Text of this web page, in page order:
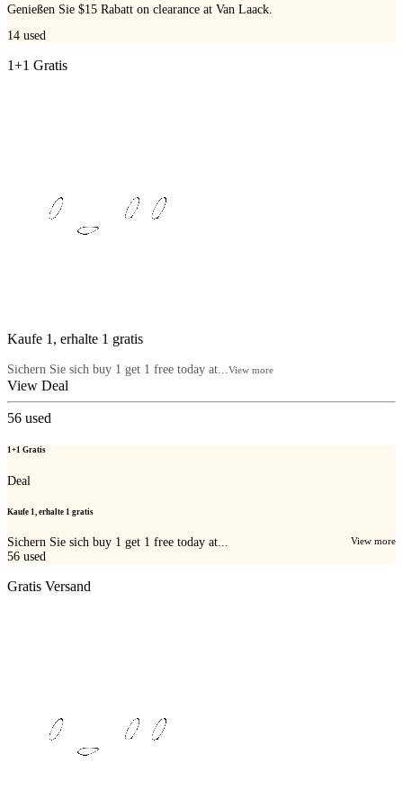
Genießen Sie $15 Rabatt on clearance at Van Laack.
14 used
1+1 Gratis
Kaufe 1, erhalte 1 gratis
Sichern Sie sich buy 1 get 1 free today at...View more
View Deal
56 used
1+1 Gratis
Deal
Kaufe 1, erhalte 1 gratis
Sichern Sie sich buy 1 get 1 free today at... View more
56 used
Gratis Versand